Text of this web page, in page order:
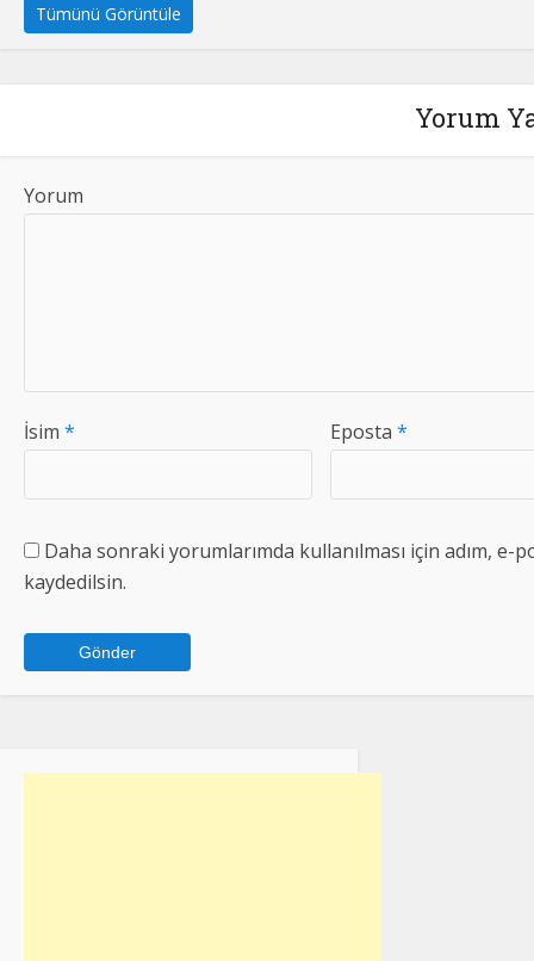
Tümünü Görüntüle
Yorum
Yorum
İsim * Eposta *
Daha sonraki yorumlarımda kullanılması için adım, e-
kaydedilsin.